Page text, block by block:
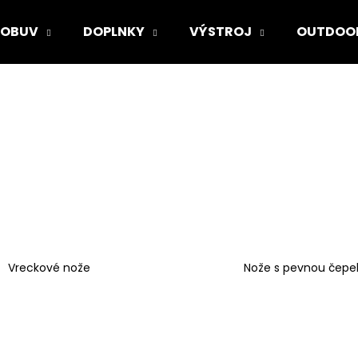
OBUV DOPLNKY VÝSTROJ
Vreckové nože Nože s pevnou